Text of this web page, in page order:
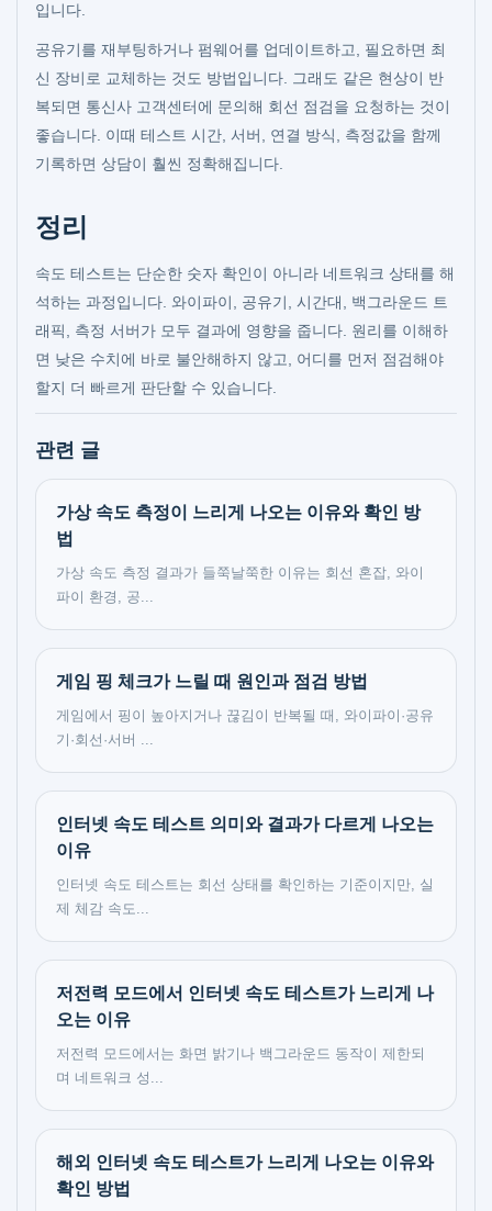
입니다.
공유기를 재부팅하거나 펌웨어를 업데이트하고, 필요하면 최
신 장비로 교체하는 것도 방법입니다. 그래도 같은 현상이 반
복되면 통신사 고객센터에 문의해 회선 점검을 요청하는 것이
좋습니다. 이때 테스트 시간, 서버, 연결 방식, 측정값을 함께
기록하면 상담이 훨씬 정확해집니다.
정리
속도 테스트는 단순한 숫자 확인이 아니라 네트워크 상태를 해
석하는 과정입니다. 와이파이, 공유기, 시간대, 백그라운드 트
래픽, 측정 서버가 모두 결과에 영향을 줍니다. 원리를 이해하
면 낮은 수치에 바로 불안해하지 않고, 어디를 먼저 점검해야
할지 더 빠르게 판단할 수 있습니다.
관련 글
가상 속도 측정이 느리게 나오는 이유와 확인 방
법
가상 속도 측정 결과가 들쭉날쭉한 이유는 회선 혼잡, 와이
파이 환경, 공...
게임 핑 체크가 느릴 때 원인과 점검 방법
게임에서 핑이 높아지거나 끊김이 반복될 때, 와이파이·공유
기·회선·서버 ...
인터넷 속도 테스트 의미와 결과가 다르게 나오는
이유
인터넷 속도 테스트는 회선 상태를 확인하는 기준이지만, 실
제 체감 속도...
저전력 모드에서 인터넷 속도 테스트가 느리게 나
오는 이유
저전력 모드에서는 화면 밝기나 백그라운드 동작이 제한되
며 네트워크 성...
해외 인터넷 속도 테스트가 느리게 나오는 이유와
확인 방법